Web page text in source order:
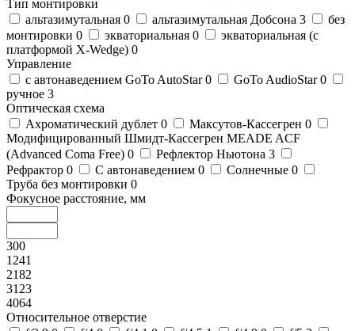
Тип монтировки
альтазимутальная 0 альтазимутальная Добсона 3
без
монтировки 0 экваториальная 0
экваториальная (с
платформой X-Wedge) 0
Управление
c автонаведением GoTo AutoStar0 GoTo AudioStar0
ручное 3
Оптическая схема
Ахроматический дублет 0 Максутов-Кассегрен 0
Модифицированный Шмидт-Кассегрен MEADE ACF
(Advanced Coma Free) 0 Рефлектор Ньютона 3
Рефрактор 0 С автонаведением 0 Солнечные 0
Труба без монтировки 0
Фокусное расстояние, мм
300
1241
2182
3123
4064
Относительное отверстие